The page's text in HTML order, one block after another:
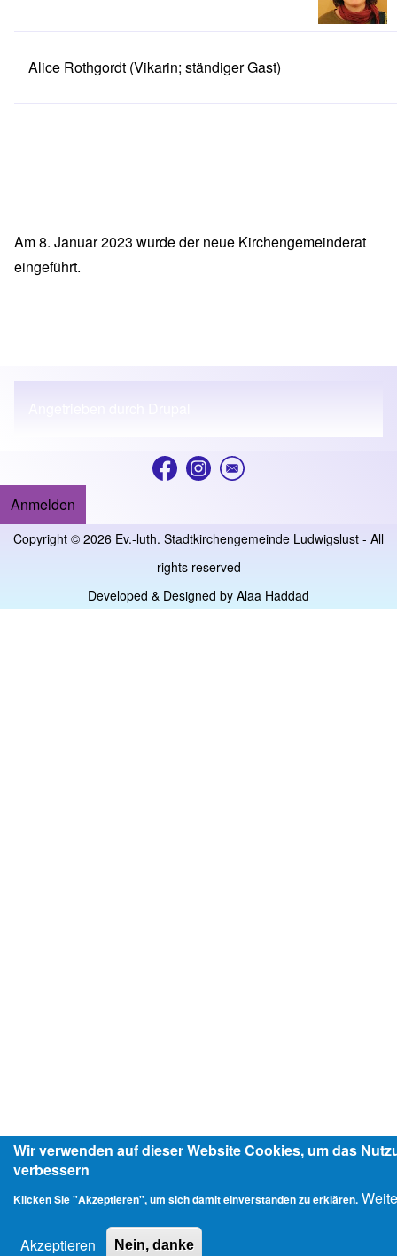
Alice Rothgordt (Vikarin; ständiger Gast)
Am 8. Januar 2023 wurde der neue Kirchengemeinderat
eingeführt.
User account menu
Anmelden
Copyright © 2026 Ev.-luth. Stadtkirchengemeinde Ludwigslust - All
rights reserved
Developed & Designed by Alaa Haddad
Wir verwenden auf dieser Website Cookies, um das
verbessern
Klicken Sie "Akzeptieren", um sich damit einverstanden zu erklären.
Akzeptieren Nein, danke